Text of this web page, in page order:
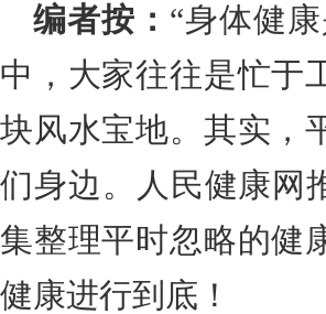
编者按： “身体健
中，大家往往是忙于
块风水宝地。其实，
们身边。人民健康网
集整理平时忽略的健
健康进行到底！